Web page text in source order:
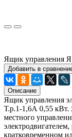
Ящик управления
Добавить в
Описание
Ящик управления
Т.р.1-1,6А 0,55 кВт.
местного
кратковременном